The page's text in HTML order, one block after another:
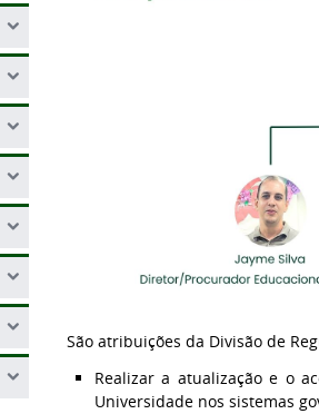
São atribuições da Divisão de
Realizar a atualização e o
Universidade nos sistemas